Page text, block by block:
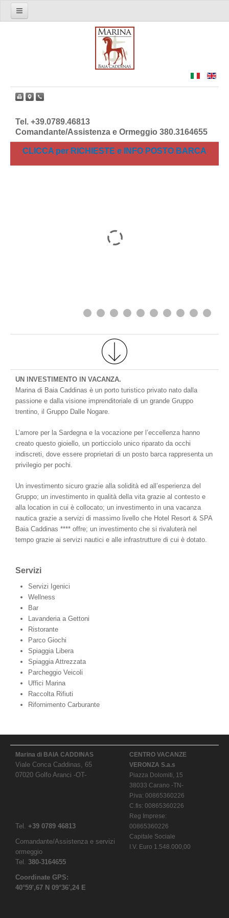
Il Marina di Baia Caddinas
Dove Siamo
Tel. +39.0789.46813
Comandante/Assistenza e Ormeggio 380.3164655
CLICCA per RICHIESTE e INFO POSTO BARCA
UN INVESTIMENTO IN VACANZA.
Marina di Baia Caddinas è un porto turistico privato nato dalla
passione e dalla visione imprenditoriale di un grande Gruppo
trentino, il Gruppo Dalle Nogare.
L’amore per la Sardegna e la vocazione per l’eccellenza hanno
creato questo gioiello, un porticciolo unico riparato da occhi
indiscreti, dove essere proprietari di un posto barca rappresenta un
privilegio per pochi.
Un investimento sicuro grazie alla solidità ed all’esperienza del
Gruppo; un investimento in qualità della vita grazie al contesto e
alla location in cui è collocato; un investimento in una vacanza
nautica grazie a servizi di massimo livello che Hotel Resort & SPA
Baia Caddinas **** offre; un investimento che si rivaluterà nel
tempo grazie ai servizi nautici e alle infrastrutture di cui è dotato.
Servizi
Servizi Igenici
Wellness
Bar
Lavanderia a Gettoni
Ristorante
Parco Giochi
Spiaggia Libera
Spiaggia Attrezzata
Parcheggio Veicoli
Uffici Marina
Raccolta Rifiuti
Rifornimento Carburante
Marina di BAIA CADDINAS
Viale Conca Caddinas, 65
07020 Golfo Aranci -OT-
Tel. +39 0789 46813
Comandante/Assistenza e servizi
ormeggio
Tel. 380-3164655
Coordinate GPS:
40°59',67 N 09°36',24 E
CENTRO VACANZE
VERONZA S.a.s
Piazza Dolomiti, 15
38033 Carano -TN-
P.iva: 00865360226
C.fis: 00865360226
Reg Imprese:
00865360226
Capitale Sociale
I.V. Euro 1.548.000,00